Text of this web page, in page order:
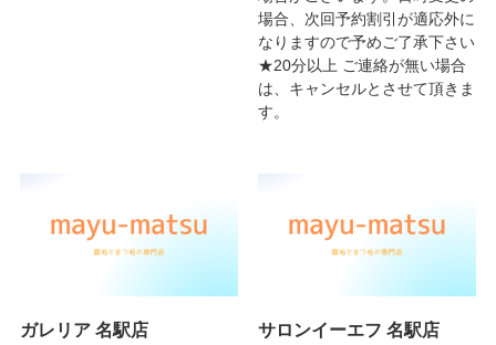
場合、次回予約割引が適応外に
なりますので予めご了承下さい
★20分以上 ご連絡が無い場合
は、キャンセルとさせて頂きま
す。
ガレリア 名駅店
サロンイーエフ 名駅店